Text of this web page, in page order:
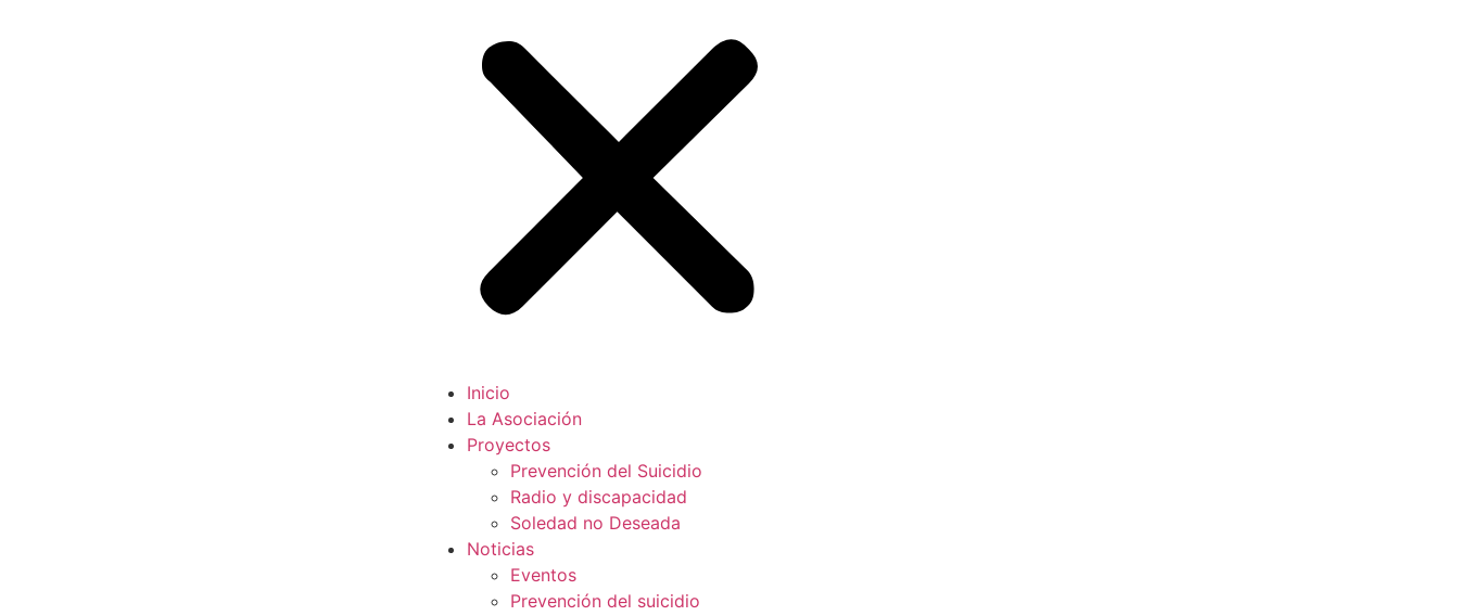
Inicio
La Asociación
Proyectos
Prevención del Suicidio
Radio y discapacidad
Soledad no Deseada
Noticias
Eventos
Prevención del suicidio